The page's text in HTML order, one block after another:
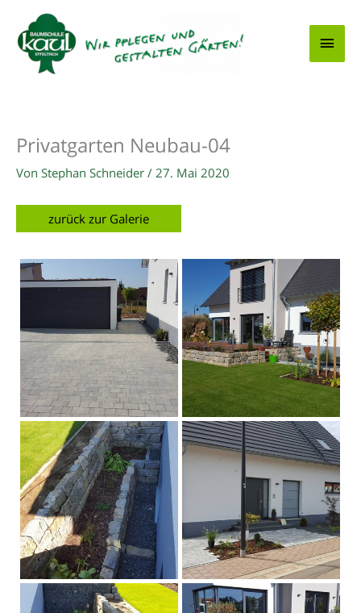
Inhalt
springen
Privatgarten Neubau-04
Von Stephan Schneider / 27. Mai 2020
zurück zur Galerie